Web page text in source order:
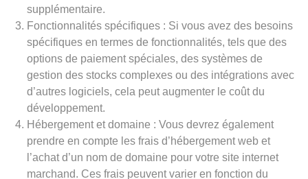
supplémentaire.
Fonctionnalités spécifiques : Si vous avez des besoins
spécifiques en termes de fonctionnalités, tels que des
options de paiement spéciales, des systèmes de
gestion des stocks complexes ou des intégrations avec
d’autres logiciels, cela peut augmenter le coût du
développement.
Hébergement et domaine : Vous devrez également
prendre en compte les frais d’hébergement web et
l’achat d’un nom de domaine pour votre site internet
marchand. Ces frais peuvent varier en fonction du